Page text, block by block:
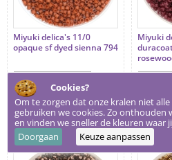
Miyuki delica's 11/0
opaque sf dyed sienna 794
BESTEL
Miyuki
Cookies?
Om te zorgen dat onze kralen niet
gebruiken we cookies. Zo onthouden
en vinden we sneller de kleuren waar
Doorgaan
Keuze aanpassen